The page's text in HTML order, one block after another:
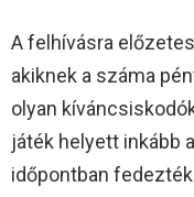
A felhívásra
akiknek a száma
olyan
játék helyett inkább
időpontban